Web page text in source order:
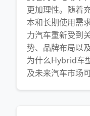
更加理性。随着
本和长期使用需
力汽车重新受到
势、品牌布局以
为什么Hybrid车
及未来汽车市场